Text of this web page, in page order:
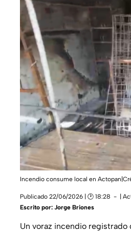
Incendio consume local en
Publicado 22/06/2026 | 🕑 18:28 |
Escrito por: Jorge Briones
Un voraz incendio registrado